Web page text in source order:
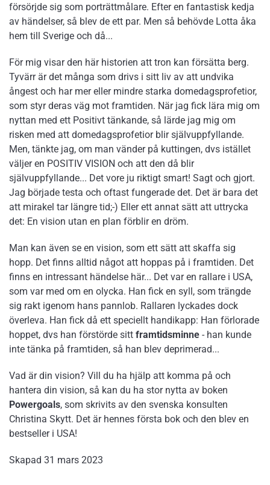
försörjde sig som porträttmålare. Efter en fantastisk kedja
av händelser, så blev de ett par. Men så behövde Lotta åka
hem till Sverige och då...
För mig visar den här historien att tron kan försätta berg.
Tyvärr är det många som drivs i sitt liv av att undvika
ångest och har mer eller mindre starka domedagsprofetior,
som styr deras väg mot framtiden. När jag fick lära mig om
nyttan med ett Positivt tänkande, så lärde jag mig om
risken med att domedagsprofetior blir självuppfyllande.
Men, tänkte jag, om man vänder på kuttingen, dvs istället
väljer en POSITIV VISION och att den då blir
självuppfyllande... Det vore ju riktigt smart! Sagt och gjort.
Jag började testa och oftast fungerade det. Det är bara det
att mirakel tar längre tid;-) Eller ett annat sätt att uttrycka
det: En vision utan en plan förblir en dröm.
Man kan även se en vision, som ett sätt att skaffa sig
hopp. Det finns alltid något att hoppas på i framtiden. Det
finns en intressant händelse här... Det var en rallare i USA,
som var med om en olycka. Han fick en syll, som trängde
sig rakt igenom hans pannlob. Rallaren lyckades dock
överleva. Han fick då ett speciellt handikapp: Han förlorade
hoppet, dvs han förstörde sitt framtidsminne - han kunde
inte tänka på framtiden, så han blev deprimerad...
Vad är din vision? Vill du ha hjälp att komma på och
hantera din vision, så kan du ha stor nytta av boken
Powergoals, som skrivits av den svenska konsulten
Christina Skytt. Det är hennes första bok och den blev en
bestseller i USA!
Skapad 31 mars 2023